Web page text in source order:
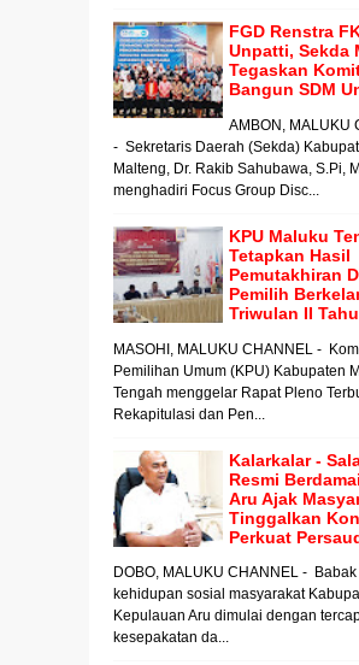
FGD Renstra
Unpatti, Sekda
Tegaskan
Bangun SDM
AMBON, MALUKU
- Sekretaris Daerah (Sekda)
Malteng, Dr. Rakib Sahubawa, S.Pi,
menghadiri Focus Group Disc...
KPU Maluku
Tetapkan Hasil
Pemutakhiran
Pemilih
Triwulan II
MASOHI, MALUKU CHANNEL -
Pemilihan Umum (KPU) Kabupaten
Tengah menggelar Rapat Pleno
Rekapitulasi dan Pen...
Kalarkalar -
Resmi
Aru Ajak
Tinggalkan
Perkuat
DOBO, MALUKU CHANNEL - Babak
kehidupan sosial masyarakat
Kepulauan Aru dimulai dengan
kesepakatan da...